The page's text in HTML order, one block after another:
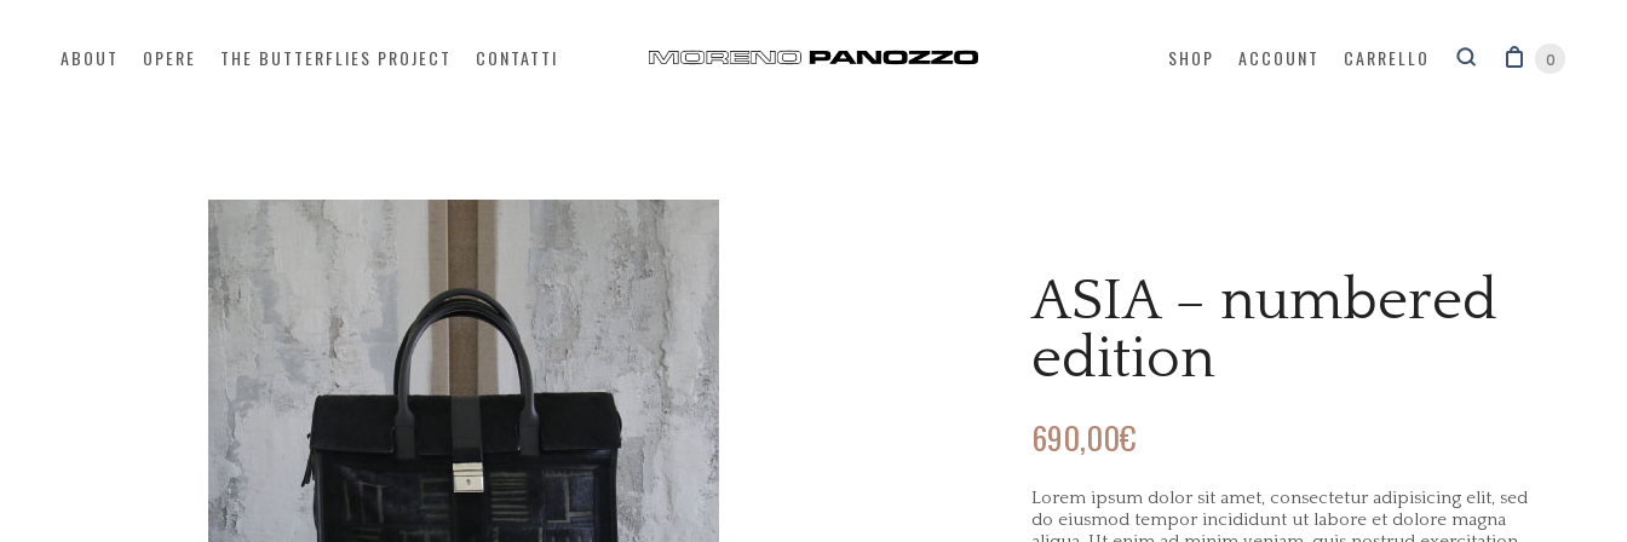
ABOUT OPERE THE BUTTERFLIES PROJECT CONTATTI SHOP ACCOUNT CARRELLO 0
ASIA – numbered
edition
690,00€
Lorem ipsum dolor sit amet, consectetur adipisicing elit, sed
do eiusmod tempor incididunt ut labore et dolore magna